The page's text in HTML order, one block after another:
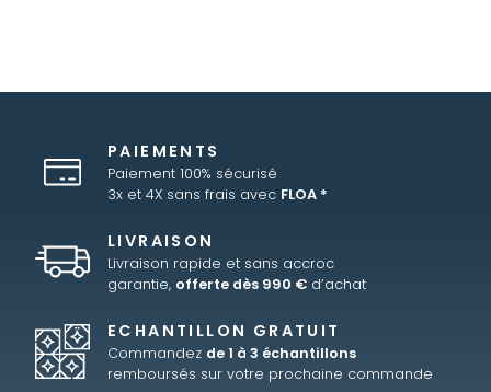
PAIEMENTS
Paiement 100% sécurisé
3x et 4X sans frais avec FLOA *
LIVRAISON
Livraison rapide et sans accroc
garantie, offerte dès 990 € d’achat
ECHANTILLON GRATUIT
Commandez de 1 à 3 échantillons
remboursés sur votre prochaine commande